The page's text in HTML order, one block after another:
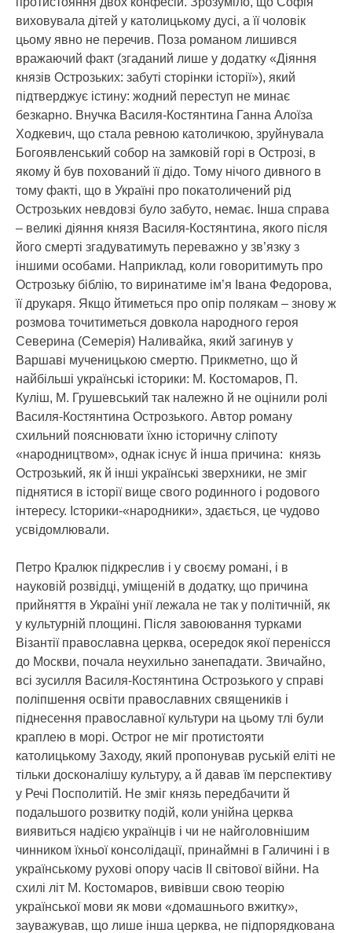
виховувала дітей у католицькому дусі, а її чоловік
цьому явно не перечив. Поза романом лишився
вражаючий факт (згаданий лише у додатку «Діяння
князів Острозьких: забуті сторінки історії»), який
підтверджує істину: жодний переступ не минає
безкарно. Внучка Василя-Костянтина Ганна Алоїза
Ходкевич, що стала ревною католичкою, зруйнувала
Богоявленський собор на замковій горі в Острозі, в
якому й був похований її дідо. Тому нічого дивного в
тому факті, що в Україні про покатоличений рід
Острозьких невдовзі було забуто, немає. Інша справа
– великі діяння князя Василя-Костянтина, якого після
його смерті згадуватимуть переважно у зв’язку з
іншими особами. Наприклад, коли говоритимуть про
Острозьку біблію, то виринатиме ім’я Івана Федорова,
її друкаря. Якщо йтиметься про опір полякам – знову ж
розмова точитиметься довкола народного героя
Северина (Семерія) Наливайка, який загинув у
Варшаві мученицькою смертю. Прикметно, що й
найбільші українські історики: М. Костомаров, П.
Куліш, М. Грушевський так належно й не оцінили ролі
Василя-Костянтина Острозького. Автор роману
схильний пояснювати їхню історичну сліпоту
«народництвом», однак існує й інша причина: князь
Острозький, як й інші українські зверхники, не зміг
піднятися в історії вище свого родинного і родового
інтересу. Історики-«народники», здається, це чудово
усвідомлювали.
Петро Кралюк підкреслив і у своєму романі, і в
науковій розвідці, уміщеній в додатку, що причина
прийняття в Україні унії лежала не так у політичній, як
у культурній площині. Після завоювання турками
Візантії православна церква, осередок якої перенісся
до Москви, почала неухильно занепадати. Звичайно,
всі зусилля Василя-Костянтина Острозького у справі
поліпшення освіти православних священиків і
піднесення православної культури на цьому тлі були
краплею в морі. Острог не міг протистояти
католицькому Заходу, який пропонував руській еліті не
тільки досконалішу культуру, а й давав їм перспективу
у Речі Посполитій. Не зміг князь передбачити й
подальшого розвитку подій, коли унійна церква
виявиться надією українців і чи не найголовнішим
чинником їхньої консолідації, принаймні в Галичині і в
українському рухові опору часів ІІ світової війни. На
схилі літ М. Костомаров, вивівши свою теорію
української мови як мови «домашнього вжитку»,
зауважував, що лише інша церква, не підпорядкована